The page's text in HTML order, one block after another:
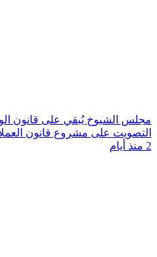
مجلس الشيوخ يُبقي على قانون
التصويت على مشروع قانون
2 منذ أيام